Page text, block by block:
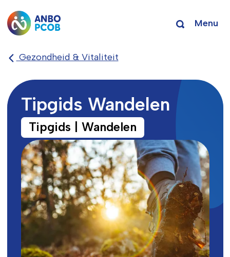
Menu
Gezondheid & Vitaliteit
Tipgids Wandelen
Tipgids | Wandelen